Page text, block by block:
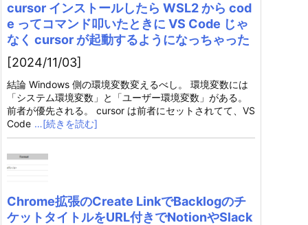
cursor インストールしたら WSL2 から cod
e ってコマンド叩いたときに VS Code じゃ
なく cursor が起動するようになっちゃった
[2024/11/03]
結論 Windows 側の環境変数変えるべし。 環境変数には
「システム環境変数」と「ユーザー環境変数」がある。
前者が優先される。 cursor は前者にセットされてて、VS
Code …[続きを読む]
Chrome拡張のCreate LinkでBacklogのチ
ケットタイトルをURL付きでNotionやSlack